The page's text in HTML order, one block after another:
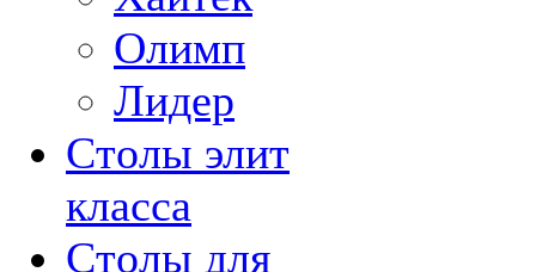
Олимп
Лидер
Столы элит
класса
Столы для